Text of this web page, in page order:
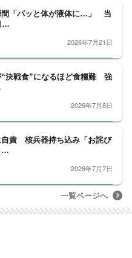
間「パッと体が液体に…」 当
…
2026年7月21日
“決戦食”になるほど食糧難 強
2026年7月8日
自責 核兵器持ち込み「お詫び
…
2026年7月7日
一覧ページへ